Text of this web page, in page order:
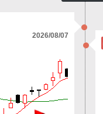
2026/08/07